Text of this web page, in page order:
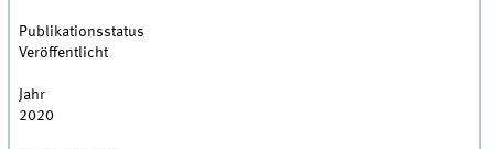
Publikationsstatus
Veröffentlicht
Jahr
2020